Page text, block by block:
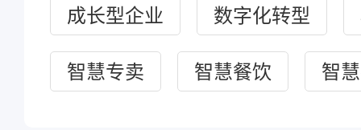
成长型企业 数字化转型
智慧专卖 智慧餐饮 智